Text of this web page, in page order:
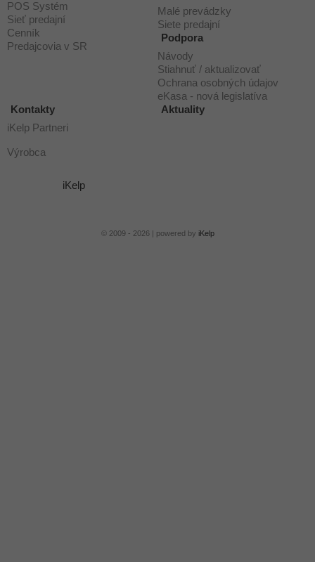
POS Systém
Sieť predajní
Cenník
Predajcovia v SR
Malé prevádzky
Siete predajní
Podpora
Návody
Stiahnuť / aktualizovať
Ochrana osobných údajov
eKasa - nová legislatíva
Kontakty
iKelp Partneri
Výrobca
Aktuality
iKelp
© 2009 - 2026 | powered by iKelp